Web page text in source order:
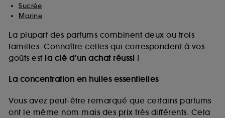
Sucrée
Marine
La plupart des parfums combinent deux ou trois
familles. Connaître celles qui correspondent à vos
goûts est la clé d’un achat réussi !
La concentration en huiles essentielles
Vous avez peut-être remarqué que certains parfums
ont le même nom mais des prix très différents. Cela